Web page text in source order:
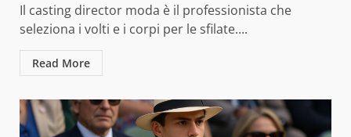
Il casting director moda è il professionista che
seleziona i volti e i corpi per le sfilate....
Read More